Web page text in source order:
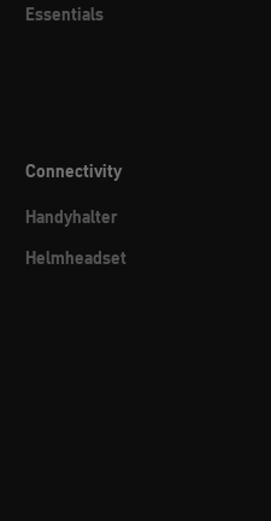
Essentials
Connectivity
Handyhalter
Helmheadset